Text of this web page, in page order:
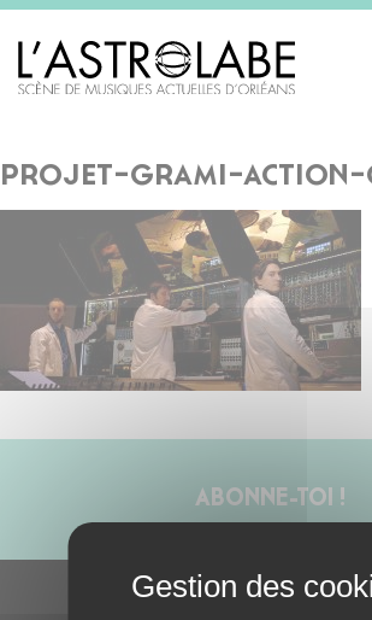
projet-grami-
ABONNE-TOI !